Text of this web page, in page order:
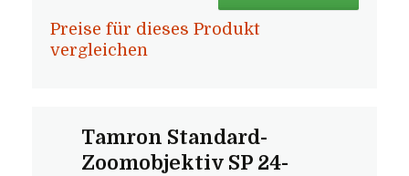
Preise für dieses Produkt
vergleichen
Tamron Standard-
Zoomobjektiv SP 24-